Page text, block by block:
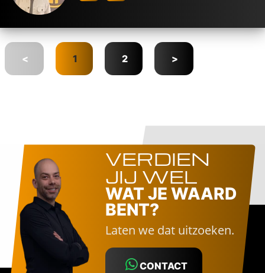
< 1 2 >
VERDIEN
JIJ WEL
WAT JE WAARD
BENT?
Laten we dat uitzoeken.
CONTACT